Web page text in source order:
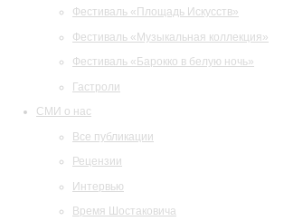
Фестиваль «Площадь Искусств»
Фестиваль «Музыкальная коллекция»
Фестиваль «Барокко в белую ночь»
Гастроли
СМИ о нас
Все публикации
Рецензии
Интервью
Время Шостаковича